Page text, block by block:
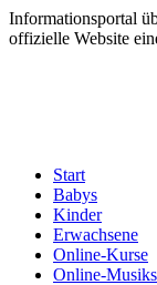
Informationsportal
offizielle Website
Start
Babys
Kinder
Erwachsene
Online-Kurse
Online-